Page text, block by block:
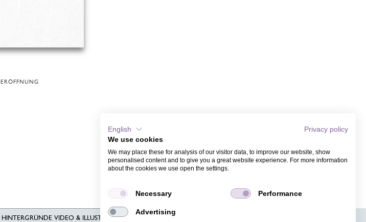
ERÖFFNUNG
HINTERGRÜNDE VIDEO & ILLUSTRATIONEN
English
Privacy policy
We use cookies
We may place these for analysis of our visitor data, to improve our website, show
personalised content and to give you a great website experience. For more information
about the cookies we use open the settings.
Necessary Performance
Advertising